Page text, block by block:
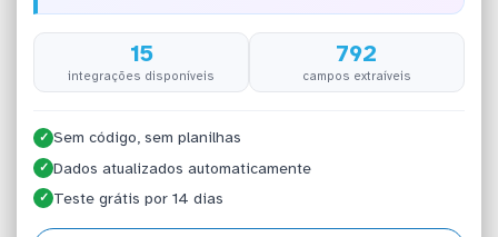
15
integrações disponíveis
792
campos extraíveis
✓ Sem código, sem planilhas
✓ Dados atualizados automaticamente
✓ Teste grátis por 14 dias